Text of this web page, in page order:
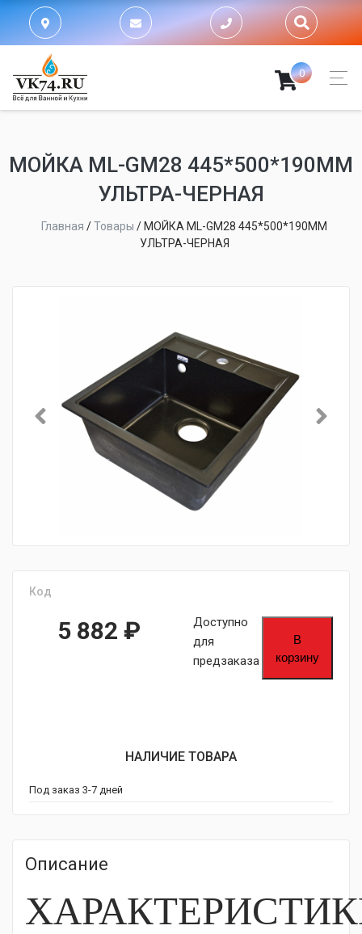
0
МОЙКА ML-GM28 445*500*190ММ
УЛЬТРА-ЧЕРНАЯ
Главная /Товары / МОЙКА ML-GM28 445*500*190ММ
УЛЬТРА-ЧЕРНАЯ
Код
5 882 ₽
Доступно
для
предзаказа
В
корзину
НАЛИЧИЕ ТОВАРА
Под заказ 3-7 дней
Описание